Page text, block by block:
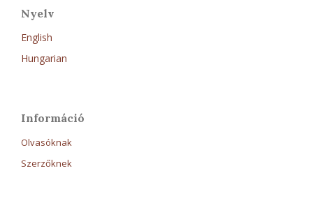
Nyelv
English
Hungarian
Információ
Olvasóknak
Szerzőknek